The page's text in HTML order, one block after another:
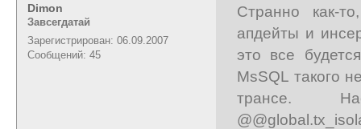
Dimon
Завсегдатай
Зарегистрирован: 06.09.2007
Сообщений: 45
Странно как-
апдейты и
это все
MsSQL такого
трансе.